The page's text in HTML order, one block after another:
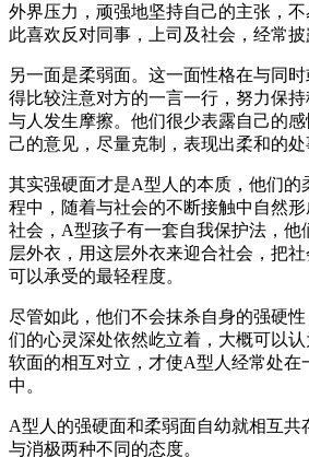
外界压力，顽强地坚持自己的主张，
此喜欢反对同事，上司及社会，经常披
另一面是柔弱面。这一面性格在与同
得比较注意对方的一言一行，努力保
与人发生摩擦。他们很少表露自己的
己的意见，尽量克制，表现出柔和的处
其实强硬面才是A型人的本质，他们的
程中，随着与社会的不断接触中自然
社会，A型孩子有一套自我保护法，他
层外衣，用这层外衣来迎合社会，把
可以承受的最轻程度。
尽管如此，他们不会抹杀自身的强硬
们的心灵深处依然屹立着，大概可以
软面的相互对立，才使A型人经常处在
中。
A型人的强硬面和柔弱面自幼就相互共
与消极两种不同的态度。